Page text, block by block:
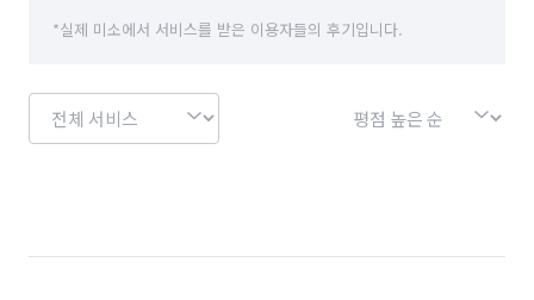
*실제 미소에서 서비스를 받은 이용자들의 후기입니다.